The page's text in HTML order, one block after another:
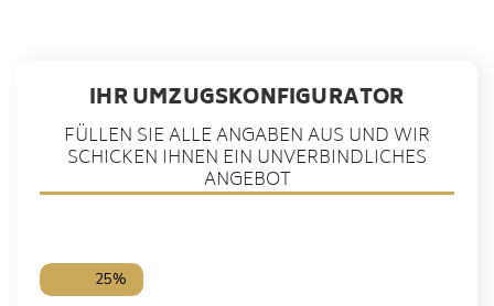
IHR UMZUGSKONFIGURATOR
FÜLLEN SIE ALLE ANGABEN AUS UND WIR
SCHICKEN IHNEN EIN UNVERBINDLICHES
ANGEBOT
25%